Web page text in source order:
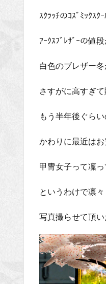
ｽｸﾗｯﾁのｺｽﾞﾐｯｸｽ
ｱｰｸｽﾌﾞﾚｻﾞｰの値
白色のブレザー
さすがに高すぎ
もう半年後ぐら
かわりに最近は
甲冑女子って凜
というわけで凛
写真撮らせて頂